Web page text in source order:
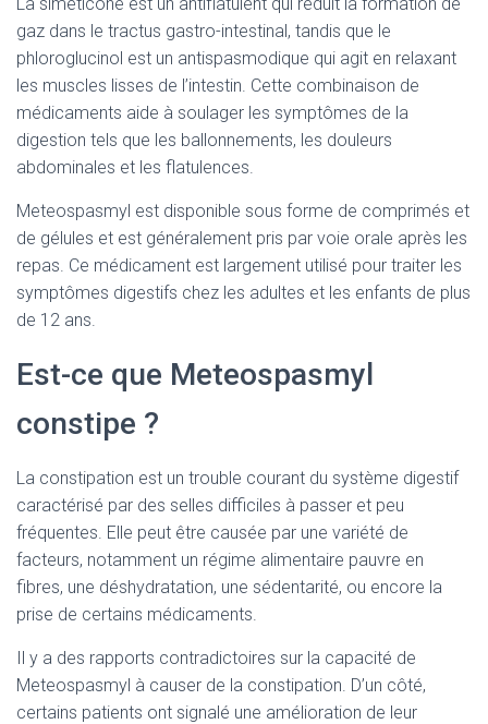
gaz dans le tractus gastro-intestinal, tandis que le
phloroglucinol est un antispasmodique qui agit en relaxant
les muscles lisses de l’intestin. Cette combinaison de
médicaments aide à soulager les symptômes de la
digestion tels que les ballonnements, les douleurs
abdominales et les flatulences.
Meteospasmyl est disponible sous forme de comprimés et
de gélules et est généralement pris par voie orale après les
repas. Ce médicament est largement utilisé pour traiter les
symptômes digestifs chez les adultes et les enfants de plus
de 12 ans.
Est-ce que Meteospasmyl
constipe ?
La constipation est un trouble courant du système digestif
caractérisé par des selles difficiles à passer et peu
fréquentes. Elle peut être causée par une variété de
facteurs, notamment un régime alimentaire pauvre en
fibres, une déshydratation, une sédentarité, ou encore la
prise de certains médicaments.
Il y a des rapports contradictoires sur la capacité de
Meteospasmyl à causer de la constipation. D’un côté,
certains patients ont signalé une amélioration de leur